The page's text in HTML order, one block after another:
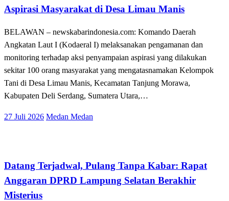
Aspirasi Masyarakat di Desa Limau Manis
BELAWAN – newskabarindonesia.com: Komando Daerah
Angkatan Laut I (Kodaeral I) melaksanakan pengamanan dan
monitoring terhadap aksi penyampaian aspirasi yang dilakukan
sekitar 100 orang masyarakat yang mengatasnamakan Kelompok
Tani di Desa Limau Manis, Kecamatan Tanjung Morawa,
Kabupaten Deli Serdang, Sumatera Utara,…
Posted
27 Juli 2026 Medan Medan
Datang Terjadwal, Pulang Tanpa Kabar: Rapat
Anggaran DPRD Lampung Selatan Berakhir
Misterius